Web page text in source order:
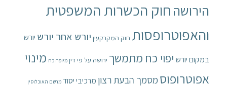
הירושהחוק הכשרות המשפטית
והאפוטרופסות חוק המקרקעין יורש אחר יורש יורש
במקום יורש יפוי כח מתמשך ירושה על פי דין מיופה כח מינוי
אפוטרופוס מסמך הבעת רצון מרכיבי יסוד מרשם האוכלוסין